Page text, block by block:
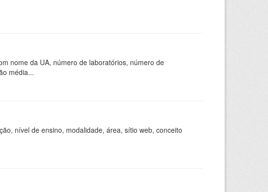
nome da UA, número de laboratórios, número de
média...
nível de ensino, modalidade, área, sítio web, conceito